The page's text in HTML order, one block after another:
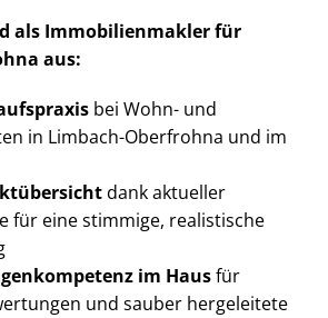
als Im­mo­bi­li­en­mak­ler für
aus:
bei Wohn- und
in Limbach-Oberfrohna und im
dank aktueller
für eine stimmige, realistische
im Hausfür
und sauber hergeleitete